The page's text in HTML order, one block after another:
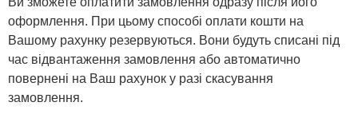
оформлення. При цьому способі оплати кошти на
Вашому рахунку резервуються. Вони будуть списані під
час відвантаження замовлення або автоматично
повернені на Ваш рахунок у разі скасування
замовлення.